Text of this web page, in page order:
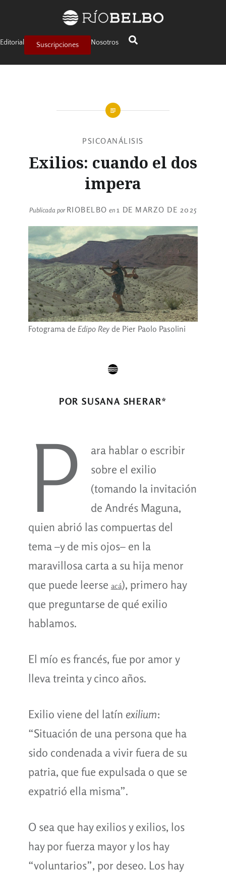
Editorial Suscripciones Nosotros
PSICOANÁLISIS
Exilios: cuando el dos
impera
Publicada porRIOBELBO en1 DE MARZO DE 2025
Fotograma de Edipo Rey de Pier Paolo Pasolini
POR SUSANA SHERAR*
P
ara hablar o escribir
sobre el exilio
(tomando la invitación
de Andrés Maguna,
quien abrió las compuertas del
tema –y de mis ojos– en la
maravillosa carta a su hija menor
que puede leerse acá), primero hay
que preguntarse de qué exilio
hablamos.
El mío es francés, fue por amor y
lleva treinta y cinco años.
Exilio viene del latín exilium:
“Situación de una persona que ha
sido condenada a vivir fuera de su
patria, que fue expulsada o que se
expatrió ella misma”.
O sea que hay exilios y exilios, los
hay por fuerza mayor y los hay
“voluntarios”, por deseo. Los hay